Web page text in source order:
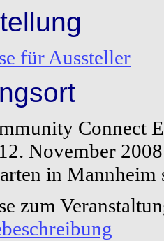
für Aussteller
Connect
November
in Mannheim
zum